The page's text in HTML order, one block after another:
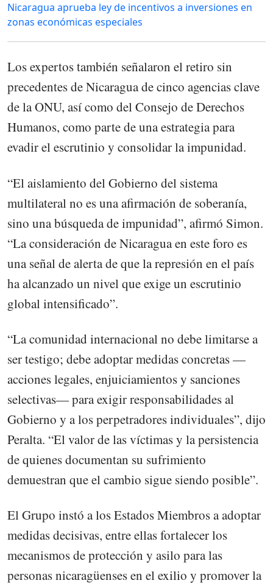
Nicaragua aprueba ley de incentivos a inversiones en
zonas económicas especiales
Los expertos también señalaron el retiro sin
precedentes de Nicaragua de cinco agencias clave
de la ONU, así como del Consejo de Derechos
Humanos, como parte de una estrategia para
evadir el escrutinio y consolidar la impunidad.
“El aislamiento del Gobierno del sistema
multilateral no es una afirmación de soberanía,
sino una búsqueda de impunidad”, afirmó Simon.
“La consideración de Nicaragua en este foro es
una señal de alerta de que la represión en el país
ha alcanzado un nivel que exige un escrutinio
global intensificado”.
“La comunidad internacional no debe limitarse a
ser testigo; debe adoptar medidas concretas —
acciones legales, enjuiciamientos y sanciones
selectivas— para exigir responsabilidades al
Gobierno y a los perpetradores individuales”, dijo
Peralta. “El valor de las víctimas y la persistencia
de quienes documentan su sufrimiento
demuestran que el cambio sigue siendo posible”.
El Grupo instó a los Estados Miembros a adoptar
medidas decisivas, entre ellas fortalecer los
mecanismos de protección y asilo para las
personas nicaragüenses en el exilio y promover la